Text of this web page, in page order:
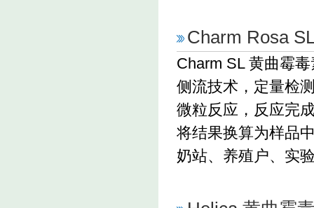
Charm Rosa
Charm SL 黄曲霉
侧流技术，定量检
微粒反应，反应完
将结果换算为样品
奶站、养殖户、实